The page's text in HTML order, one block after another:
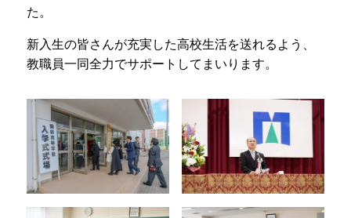
た。
新入生の皆さんが充実した高校生活を送れるよう、
教職員一同全力でサポートしてまいります。